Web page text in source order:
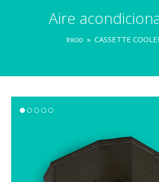
Aire
Inicio » CASSETTE